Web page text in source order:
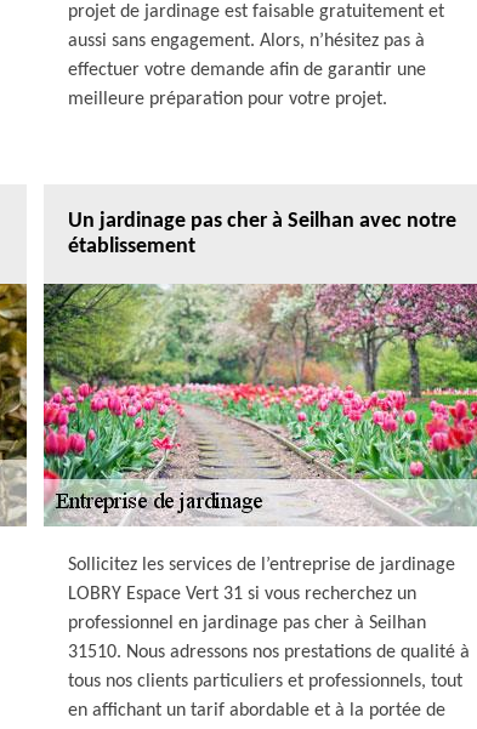
projet de jardinage est faisable gratuitement et
aussi sans engagement. Alors, n’hésitez pas à
effectuer votre demande afin de garantir une
meilleure préparation pour votre projet.
Un jardinage pas cher à Seilhan avec notre
établissement
Sollicitez les services de l’entreprise de jardinage
LOBRY Espace Vert 31 si vous recherchez un
professionnel en jardinage pas cher à Seilhan
31510. Nous adressons nos prestations de qualité à
tous nos clients particuliers et professionnels, tout
en affichant un tarif abordable et à la portée de